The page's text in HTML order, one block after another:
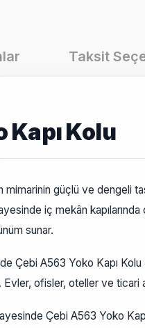
Taksit
Kapı Kolu
güçlü ve dengeli
iç mekân
sunar.
Çebi A563 Yoko Kapı
ofisler, oteller ve ticari
Çebi A563 Yoko